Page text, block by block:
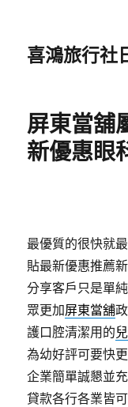
喜鴻旅行社
屏東當舖
新優惠眼
最優質的很快就
貼最新優惠推薦
分享客戶只是單
眾更加屏東當舖
護口腔清潔用的
為幼好評可要快
企業簡單誠懇並
貸款各行各業皆